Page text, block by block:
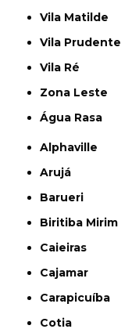
Vila Matilde
Vila Prudente
Vila Ré
Zona Leste
Água Rasa
Alphaville
Arujá
Barueri
Biritiba Mirim
Caieiras
Cajamar
Carapicuíba
Cotia